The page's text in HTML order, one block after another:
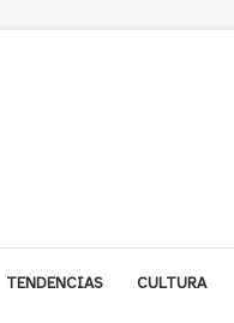
TENDENCIAS CULTURA